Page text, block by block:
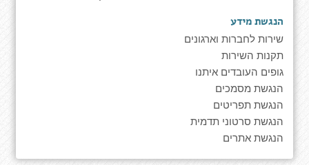
הנגשת מידע
שירות לחברות וארגונים
תקנות השירות
גופים העובדים איתנו
הנגשת מסמכים
הנגשת תפריטים
הנגשת סרטוני תדמית
הנגשת אתרים